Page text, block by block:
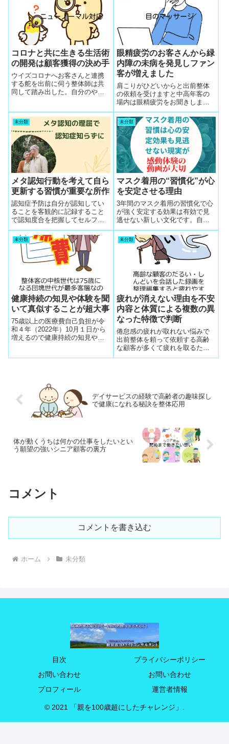
コロナと共に生きる生活術
の開発は顧客獲得の決め手
ウイズコロナへお客さんと連携
する舵を出前に伺う整体師は共
同して踏み出した。自分のやり
人が自信を深めた。
眼精疲労のお客さんから緑
内障の未病を発見しファン
客が増えました
肩こりがひどいからと出前整体
の依頼を受けますと中高年客の
場内は眼精疲労をお聞きしま
す。眼精疲労と肩こりは連動し
ています。また、40歳以上です
と知らずに眼圧が高くなってい
て視野狭窄に気づかないケース
が多いので簡単に片目を閉じて
もらうと緑内障の発見ができま
す。この発見で多くのお客さん
から感謝されてファンができま
未分類
メタ認知行動を考えて自ら
更新する習慣が重要な所作
認知症予防は自分が認知してい
ることを客観的に記録すること
で認知度合を把握してセルフコ
ントロールすることで可能と
「メタ認知」教を信じる実践者
の中に混じると結果良好
未分類
マスク着用の“習慣化”が心
を安定させる理由
3年間のマスク着用の習慣化で心
が強く安定する効果は有効で見
逃せない新しい文化です。自分
の菌の拡散をマスクで防いで他
人を守る気配りの精神力が鍛え
られたマスク文化。
未分類
健康持続の知見や体験を聞
いて真似することが超大事
75歳以上の医療費自己負担が令
和４年（2022年）10月１日から
増えるので健康持続の知見や体
未分類
疲れが消えない理由を不安
内容と体質による複数の異
なった特徴で判断
倦怠感の疲れが取れない悩みで
出前整体を頼って依頼する高齢
な顧客が多くて疲れを取るため
に疲れの原因と対象法を現場会
て顧客へ提示する
デイサービスの経験で高齢者の趣味探し
で健康になれる秘訣を整体応用
体が動くうちは何かの仕事をしたいとい
う願望の強いシニア顧客の裏方
コメント
コメントを書き込む
ホーム 未分類
目次
プライバシーポリシー
お問い合わせ
お問い合わせ
プロフィール
運営者情報
© 2021 「親を100歳超にしたチャレンジ」.